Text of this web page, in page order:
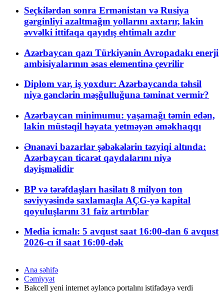
Seçkilərdən sonra Ermənistan və Rusiya
gərginliyi azaltmağın yollarını axtarır, lakin
əvvəlki ittifaqa qayıdış ehtimalı azdır
Azərbaycan qazı Türkiyənin Avropadakı enerji
ambisiyalarının əsas elementinə çevrilir
Diplom var, iş yoxdur: Azərbaycanda təhsil
niyə gənclərin məşğulluğuna təminat vermir?
Azərbaycan minimumu: yaşamağı təmin edən,
lakin müstəqil həyata yetməyən əməkhaqqı
Ənənəvi bazarlar şəbəkələrin təzyiqi altında:
Azərbaycan ticarət qaydalarını niyə
dəyişməlidir
BP və tərəfdaşları hasilatı 8 milyon ton
səviyyəsində saxlamaqla AÇG-yə kapital
qoyuluşlarını 31 faiz artırıblar
Media icmalı: 5 avqust saat 16:00-dan 6 avqust
2026-cı il saat 16:00-dək
Ana səhifə
Cəmiyyət
Bakcell yeni internet əyləncə portalını istifadəyə verdi